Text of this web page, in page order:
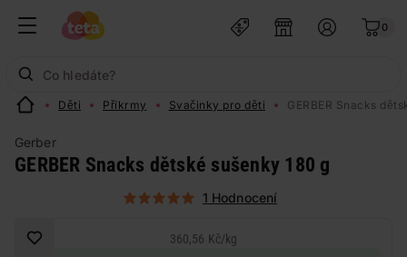
0
Děti Příkrmy Svačinky pro děti GERBER Snacks
Gerber
GERBER Snacks dětské sušenky 180 g
1 Hodnocení
360,56 Kč/kg